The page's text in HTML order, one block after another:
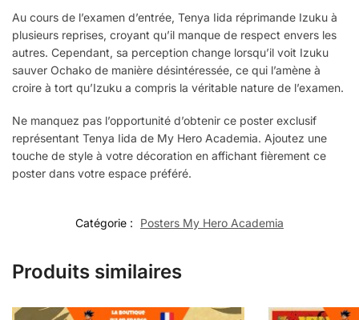
Au cours de l’examen d’entrée, Tenya Iida réprimande Izuku à
plusieurs reprises, croyant qu’il manque de respect envers les
autres. Cependant, sa perception change lorsqu’il voit Izuku
sauver Ochako de manière désintéressée, ce qui l’amène à
croire à tort qu’Izuku a compris la véritable nature de l’examen.
Ne manquez pas l’opportunité d’obtenir ce poster exclusif
représentant Tenya Iida de My Hero Academia. Ajoutez une
touche de style à votre décoration en affichant fièrement ce
poster dans votre espace préféré.
Catégorie : Posters My Hero Academia
Produits similaires